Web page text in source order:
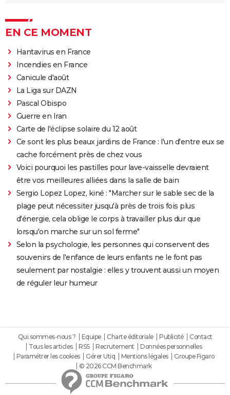
EN CE MOMENT
Hantavirus en France
Incendies en France
Canicule d'août
La Liga sur DAZN
Pascal Obispo
Guerre en Iran
Carte de l'éclipse solaire du 12 août
Ce sont les plus beaux jardins de France : l'un d'entre eux se
cache forcément près de chez vous
Voici pourquoi les pastilles pour lave-vaisselle devraient
être vos meilleures alliées dans la salle de bain
Sergio Lopez Lopez, kiné : "Marcher sur le sable sec de la
plage peut nécessiter jusqu'à près de trois fois plus
d'énergie, cela oblige le corps à travailler plus dur que
lorsqu'on marche sur un sol ferme"
Selon la psychologie, les personnes qui conservent des
souvenirs de l'enfance de leurs enfants ne le font pas
seulement par nostalgie : elles y trouvent aussi un moyen
de réguler leur humeur
Qui sommes-nous ? Equipe Charte éditoriale Publicité
Contact
Tous les articles
RSS Recrutement
Données personnelles
Paramétrer les cookies
Gérer Utiq Mentions légales
Groupe Figaro
© 2026 CCM Benchmark